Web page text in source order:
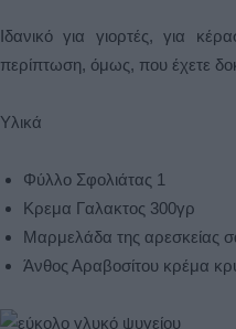
Ιδανικό για γιορτές, για
περίπτωση, όμως, που έχετε
Υλικά
Φύλλο Σφολιάτας 1
Κρεμα Γαλακτος 300γρ
Μαρμελάδα της αρεσκείας
Άνθος Αραβοσίτου κρέμα